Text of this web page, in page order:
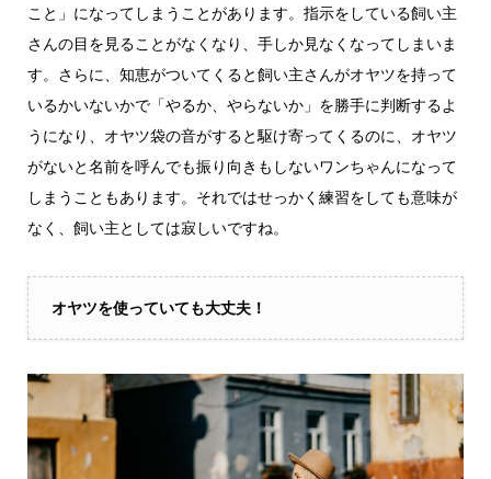
こと」になってしまうことがあります。指示をしている飼い主
さんの目を見ることがなくなり、手しか見なくなってしまいま
す。さらに、知恵がついてくると飼い主さんがオヤツを持って
いるかいないかで「やるか、やらないか」を勝手に判断するよ
うになり、オヤツ袋の音がすると駆け寄ってくるのに、オヤツ
がないと名前を呼んでも振り向きもしないワンちゃんになって
しまうこともあります。それではせっかく練習をしても意味が
なく、飼い主としては寂しいですね。
オヤツを使っていても大丈夫！